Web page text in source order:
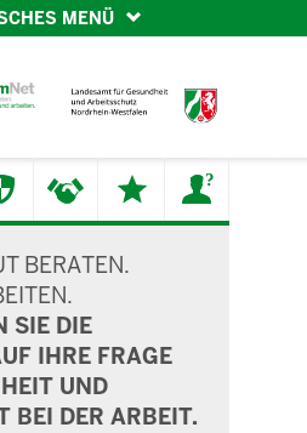
MENÜ
BERATEN.
SIE DIE
IHRE FRAGE
UND
BEI DER ARBEIT.